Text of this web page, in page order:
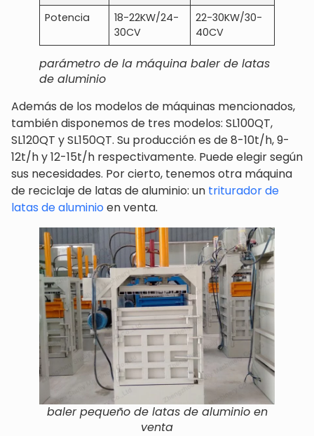
Potencia
18-22KW/24-
30CV
22-30KW/30-
40CV
parámetro de la máquina baler de latas
de aluminio
Además de los modelos de máquinas mencionados,
también disponemos de tres modelos: SL100QT,
SL120QT y SL150QT. Su producción es de 8-10t/h, 9-
12t/h y 12-15t/h respectivamente. Puede elegir según
sus necesidades. Por cierto, tenemos otra máquina
de reciclaje de latas de aluminio: un triturador de
latas de aluminioen venta.
baler pequeño de latas de aluminio en
venta